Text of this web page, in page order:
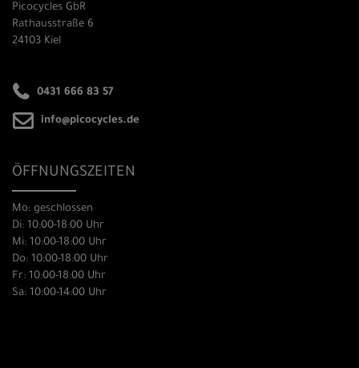
Picocycles GbR
Rathausstraße 6
24103 Kiel
0431 666 83 57
info@picocycles.de
ÖFFNUNGSZEITEN
Mo: geschlossen
Di: 10:00-18:00 Uhr
Mi: 10:00-18:00 Uhr
Do: 10:00-18:00 Uhr
Fr: 10:00-18:00 Uhr
Sa: 10:00-14:00 Uhr